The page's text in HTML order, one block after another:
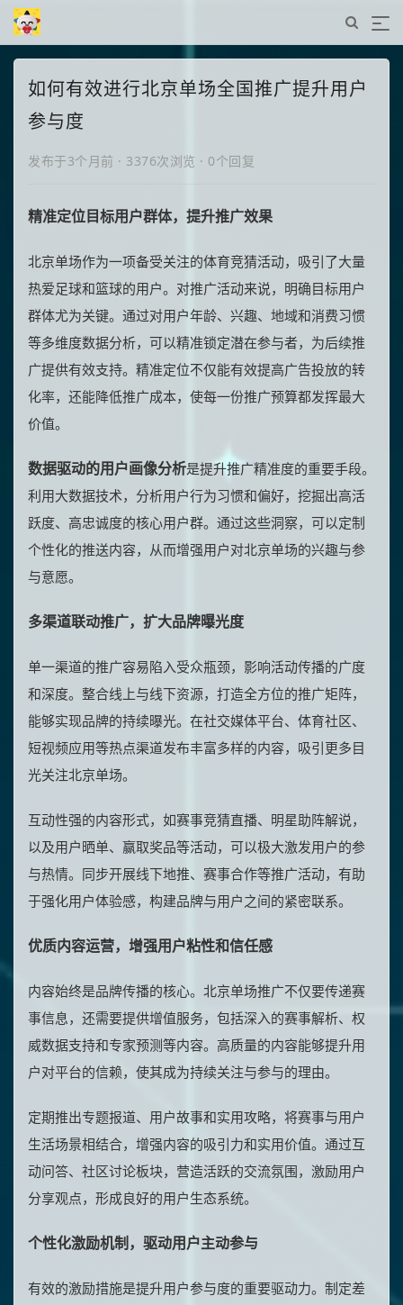
如何有效进行北京单场全国推广提升用户
参与度
发布于3个月前 · 3376次浏览 · 0个回复
精准定位目标用户群体，提升推广效果
北京单场作为一项备受关注的体育竞猜活动，吸引了大量
热爱足球和篮球的用户。对推广活动来说，明确目标用户
群体尤为关键。通过对用户年龄、兴趣、地域和消费习惯
等多维度数据分析，可以精准锁定潜在参与者，为后续推
广提供有效支持。精准定位不仅能有效提高广告投放的转
化率，还能降低推广成本，使每一份推广预算都发挥最大
价值。
数据驱动的用户画像分析是提升推广精准度的重要手段。
利用大数据技术，分析用户行为习惯和偏好，挖掘出高活
跃度、高忠诚度的核心用户群。通过这些洞察，可以定制
个性化的推送内容，从而增强用户对北京单场的兴趣与参
与意愿。
多渠道联动推广，扩大品牌曝光度
单一渠道的推广容易陷入受众瓶颈，影响活动传播的广度
和深度。整合线上与线下资源，打造全方位的推广矩阵，
能够实现品牌的持续曝光。在社交媒体平台、体育社区、
短视频应用等热点渠道发布丰富多样的内容，吸引更多目
光关注北京单场。
互动性强的内容形式，如赛事竞猜直播、明星助阵解说，
以及用户晒单、赢取奖品等活动，可以极大激发用户的参
与热情。同步开展线下地推、赛事合作等推广活动，有助
于强化用户体验感，构建品牌与用户之间的紧密联系。
优质内容运营，增强用户粘性和信任感
内容始终是品牌传播的核心。北京单场推广不仅要传递赛
事信息，还需要提供增值服务，包括深入的赛事解析、权
威数据支持和专家预测等内容。高质量的内容能够提升用
户对平台的信赖，使其成为持续关注与参与的理由。
定期推出专题报道、用户故事和实用攻略，将赛事与用户
生活场景相结合，增强内容的吸引力和实用价值。通过互
动问答、社区讨论板块，营造活跃的交流氛围，激励用户
分享观点，形成良好的用户生态系统。
个性化激励机制，驱动用户主动参与
有效的激励措施是提升用户参与度的重要驱动力。制定差